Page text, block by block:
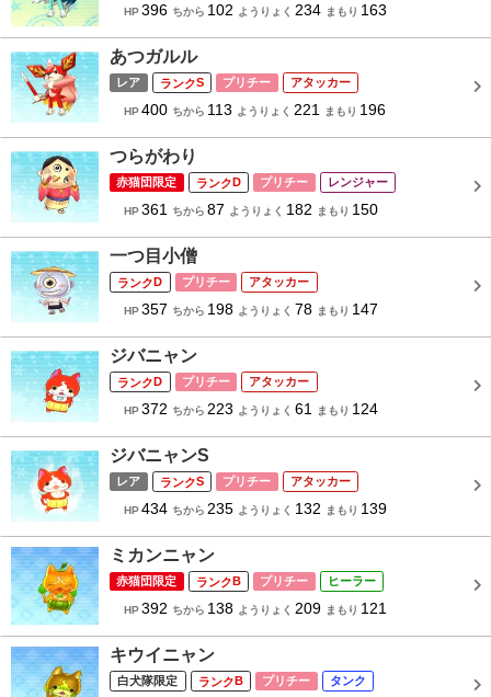
HP396 ちから 102 ようりょく 234 まもり 163
あつガルル
レア S プリチー アタッカー
HP400 ちから 113 ようりょく 221 まもり 196
つらがわり
赤猫団限定 D プリチー レンジャー
HP361 ちから 87 ようりょく 182 まもり 150
一つ目小僧
D プリチー アタッカー
HP357 ちから 198 ようりょく 78 まもり 147
ジバニャン
D プリチー アタッカー
HP372 ちから 223 ようりょく 61 まもり 124
ジバニャンS
レア S プリチー アタッカー
HP434 ちから 235 ようりょく 132 まもり 139
ミカンニャン
赤猫団限定 B プリチー ヒーラー
HP392 ちから 138 ようりょく 209 まもり 121
キウイニャン
白犬隊限定 B プリチー タンク